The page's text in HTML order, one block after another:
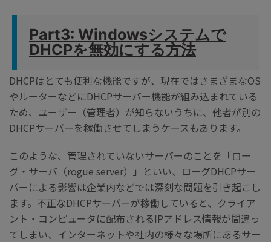
Part3: Windowsシステムで
DHCPを無効にする方法
DHCPはとても便利な機能ですが、現在ではさまざまなOS
やルーターなどにDHCPサーバー機能が組み込まれている
ため、ユーザー（管理者）が知らないうちに、他者が別の
DHCPサーバーを稼働させてしまうケースもあります。
このような、管理されていないサーバーのことを「ロー
グ・サーバ（rogue server）」といい、ローグDHCPサー
バーによる影響は企業内などでは深刻な問題を引き起こし
ます。不正なDHCPサーバーが稼働していると、クライア
ント・コンピュータに配布されるIPアドレス情報が間違っ
てしまい、インターネットや社内の様々な場所にあるサー